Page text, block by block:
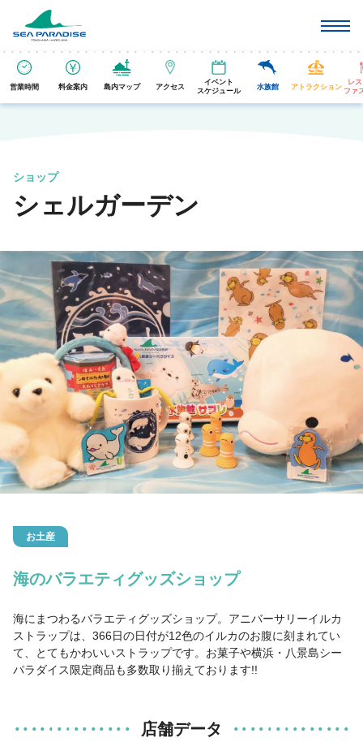
営業時間 料金案内 島内マップ アクセス
イベント
スケジュール
水族館 アトラクション
レ
ファ
ショップ
シェルガーデン
お土産
海のバラエティグッズショップ
海にまつわるバラエティグッズショップ。アニバーサリーイルカ
ストラップは、366日の日付が12色のイルカのお腹に刻まれてい
て、とてもかわいいストラップです。お菓子や横浜・八景島シー
パラダイス限定商品も多数取り揃えております!!
店舗データ